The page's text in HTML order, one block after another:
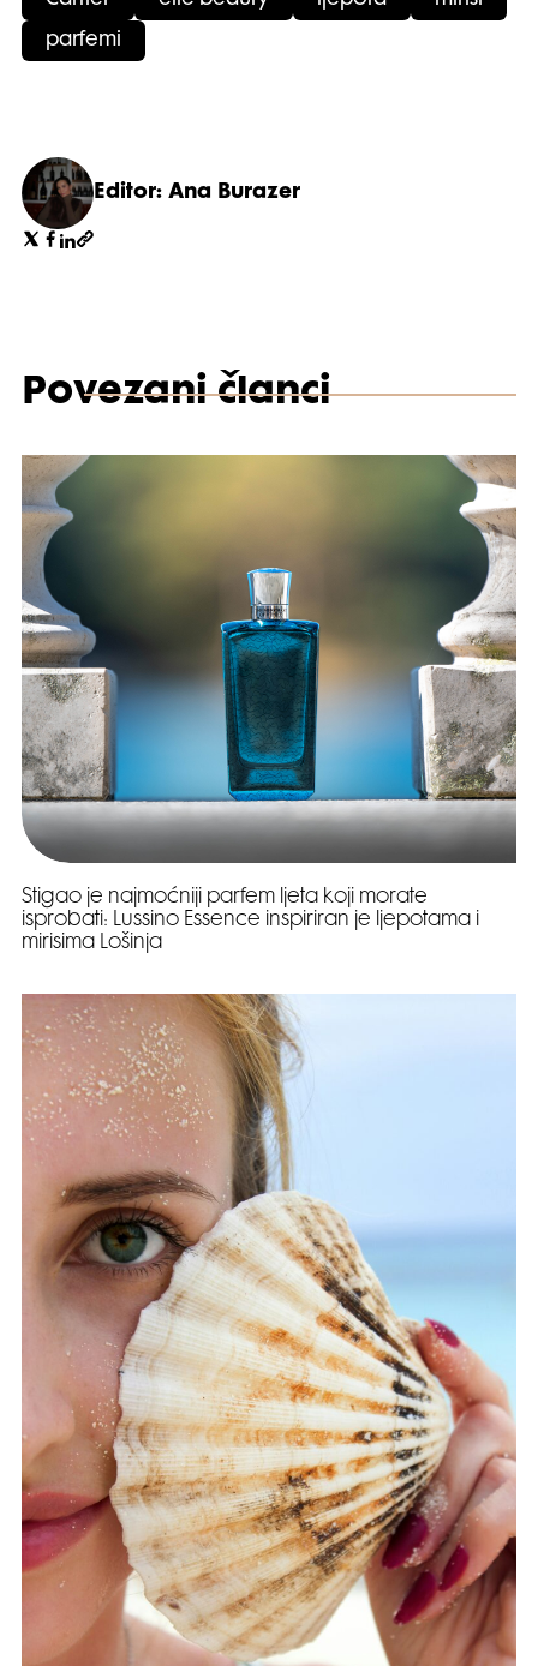
parfemi
Editor: Ana Burazer
Povezani članci
Stigao je najmoćniji parfem ljeta koji morate
isprobati: Lussino Essence inspiriran je ljepotama i
mirisima Lošinja